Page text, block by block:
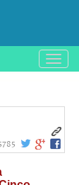
باز
و
کردن